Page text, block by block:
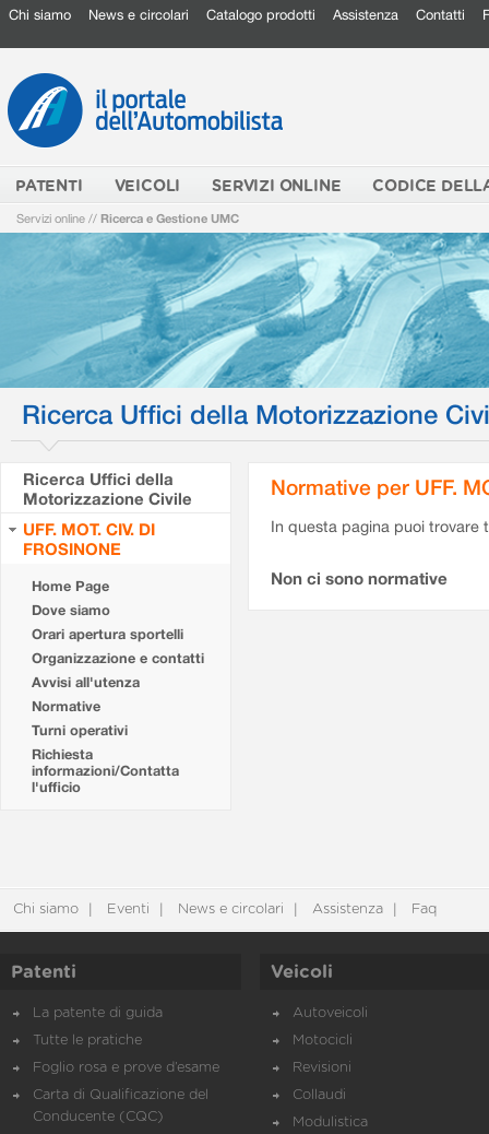
Chi siamo News e circolari Catalogo prodotti Assistenza Contatti
PATENTI VEICOLI SERVIZI ONLINE CODICE
Servizi online // Ricerca e Gestione UMC
Ricerca Uffici della Motorizzazione
Ricerca Uffici della
Motorizzazione Civile
UFF. MOT. CIV. DI
FROSINONE
Home Page
Dove siamo
Orari apertura sportelli
Organizzazione e contatti
Avvisi all'utenza
Normative
Turni operativi
Richiesta
informazioni/Contatta
l'ufficio
Normative per UFF.
In questa pagina puoi
Non ci sono normative
Chi siamo Eventi News e circolari Assistenza Faq
Patenti
La patente di guida
Tutte le pratiche
Foglio rosa e prove d’esame
Carta di Qualificazione del
Conducente (CQC)
Veicoli
Autoveicoli
Motocicli
Revisioni
Collaudi
Modulistica